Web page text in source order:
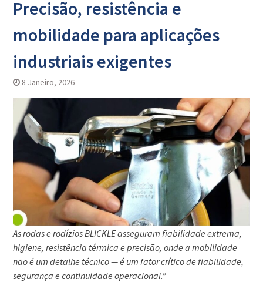
Precisão, resistência e
mobilidade para aplicações
industriais exigentes
8 Janeiro, 2026
As rodas e rodízios BLICKLE asseguram fiabilidade extrema,
higiene, resistência térmica e precisão, onde a mobilidade
não é um detalhe técnico — é um fator crítico de fiabilidade,
segurança e continuidade operacional.”